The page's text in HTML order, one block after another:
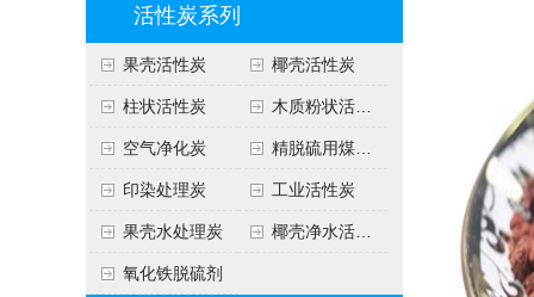
活性炭系列
果壳活性炭 椰壳活性炭
柱状活性炭 木质粉状活性炭
空气净化炭 精脱硫用煤质炭
印染处理炭 工业活性炭
果壳水处理炭 椰壳净水活性炭
氧化铁脱硫剂